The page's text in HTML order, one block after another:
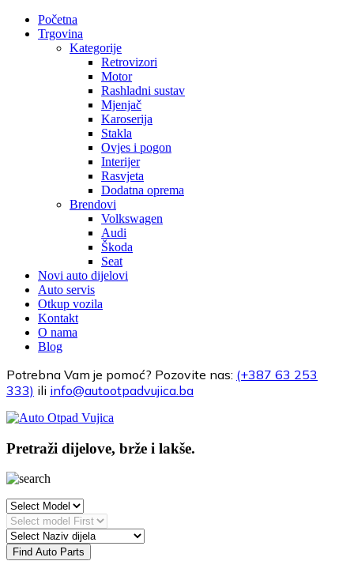
Početna
Trgovina
Kategorije
Retrovizori
Motor
Rashladni sustav
Mjenjač
Karoserija
Stakla
Ovjes i pogon
Interijer
Rasvjeta
Dodatna oprema
Brendovi
Volkswagen
Audi
Škoda
Seat
Novi auto dijelovi
Auto servis
Otkup vozila
Kontakt
O nama
Blog
Potrebna Vam je pomoć? Pozovite nas: (+387 63 253
333) ili info@autootpadvujica.ba
Pretraži dijelove, brže i lakše.
Find Auto Parts